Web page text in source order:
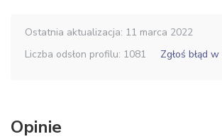
Ostatnia aktualizacja: 11 marca 2022
Liczba odsłon profilu: 1081
Zgłoś błąd
Opinie